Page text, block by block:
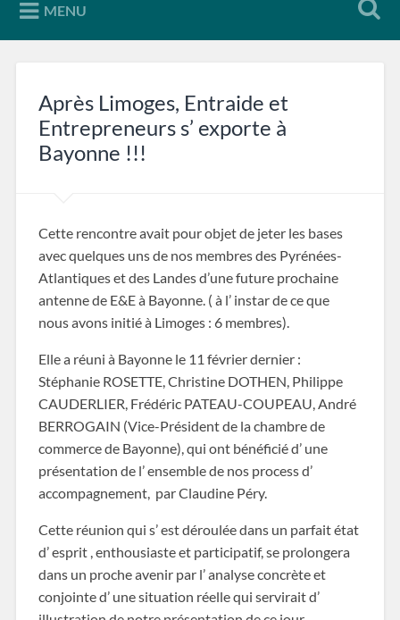
MENU
Après Limoges, Entraide et
Entrepreneurs s’ exporte à
Bayonne !!!
Cette rencontre avait pour objet de jeter les bases
avec quelques uns de nos membres des Pyrénées-
Atlantiques et des Landes d’une future prochaine
antenne de E&E à Bayonne. ( à l’ instar de ce que
nous avons initié à Limoges : 6 membres).
Elle a réuni à Bayonne le 11 février dernier :
Stéphanie ROSETTE, Christine DOTHEN, Philippe
CAUDERLIER, Frédéric PATEAU-COUPEAU, André
BERROGAIN (Vice-Président de la chambre de
commerce de Bayonne), qui ont bénéficié d’ une
présentation de l’ ensemble de nos process d’
accompagnement, par Claudine Péry.
Cette réunion qui s’ est déroulée dans un parfait état
d’ esprit , enthousiaste et participatif, se prolongera
dans un proche avenir par l’ analyse concrète et
conjointe d’ une situation réelle qui servirait d’